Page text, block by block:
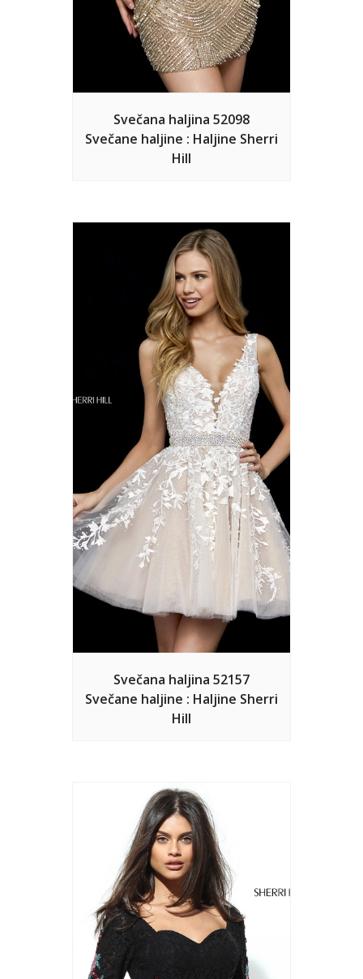
Svečana haljina 52098
Svečane haljine : Haljine Sherri
Hill
Svečana haljina 52157
Svečane haljine : Haljine Sherri
Hill